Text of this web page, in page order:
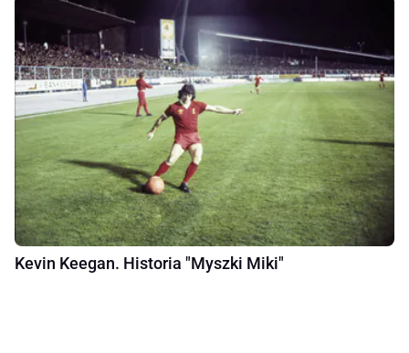
Kevin Keegan. Historia "Myszki Miki"